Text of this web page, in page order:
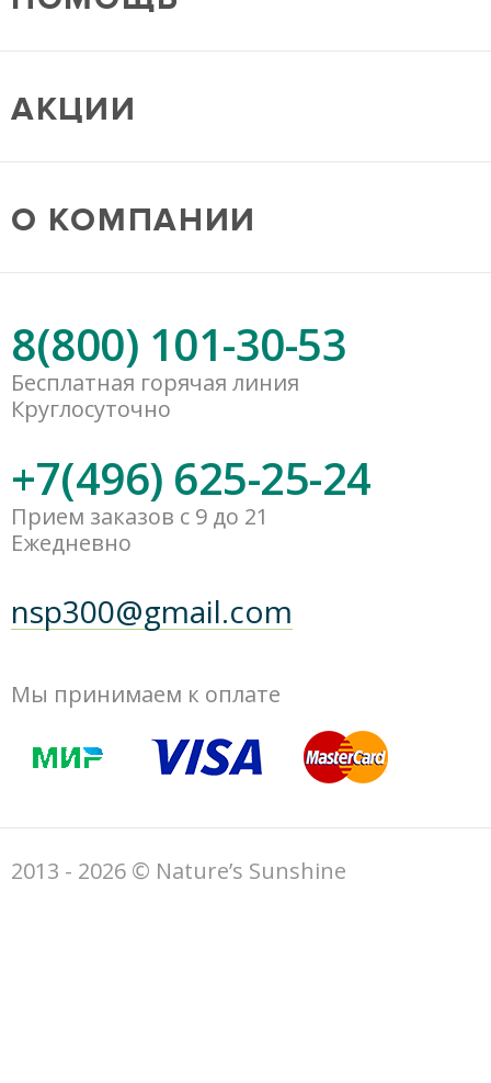
АКЦИИ
О КОМПАНИИ
8(800) 101-30-53
Бесплатная горячая линия
Круглосуточно
+7(496) 625-25-24
Прием заказов с 9 до 21
Ежедневно
nsp300@gmail.com
Мы принимаем к оплате
2013 - 2026 © Nature’s Sunshine